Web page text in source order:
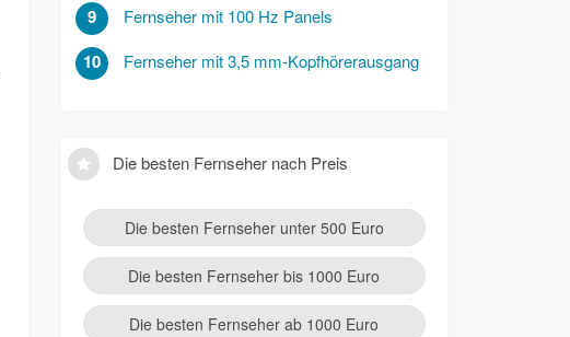
9 Fernseher mit 100 Hz Panels
10 Fernseher mit 3,5 mm-Kopfhörerausgang
Die besten Fernseher nach Preis
Die besten Fernseher unter 500 Euro
Die besten Fernseher bis 1000 Euro
Die besten Fernseher ab 1000 Euro